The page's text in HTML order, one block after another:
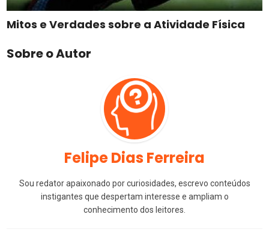
Mitos e Verdades sobre a Atividade Física
Sobre o Autor
Felipe Dias Ferreira
Sou redator apaixonado por curiosidades, escrevo conteúdos
instigantes que despertam interesse e ampliam o
conhecimento dos leitores.